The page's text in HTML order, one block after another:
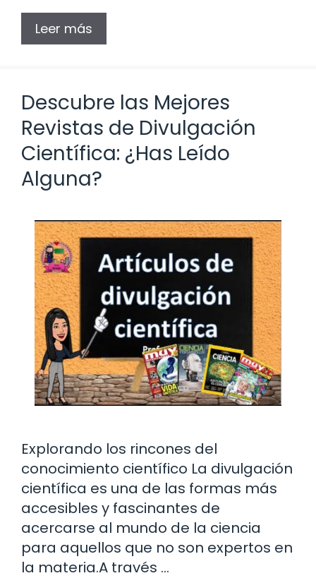
Leer más
Descubre las Mejores
Revistas de Divulgación
Científica: ¿Has Leído
Alguna?
Explorando los rincones del
conocimiento científico La divulgación
científica es una de las formas más
accesibles y fascinantes de
acercarse al mundo de la ciencia
para aquellos que no son expertos en
la materia.A través …